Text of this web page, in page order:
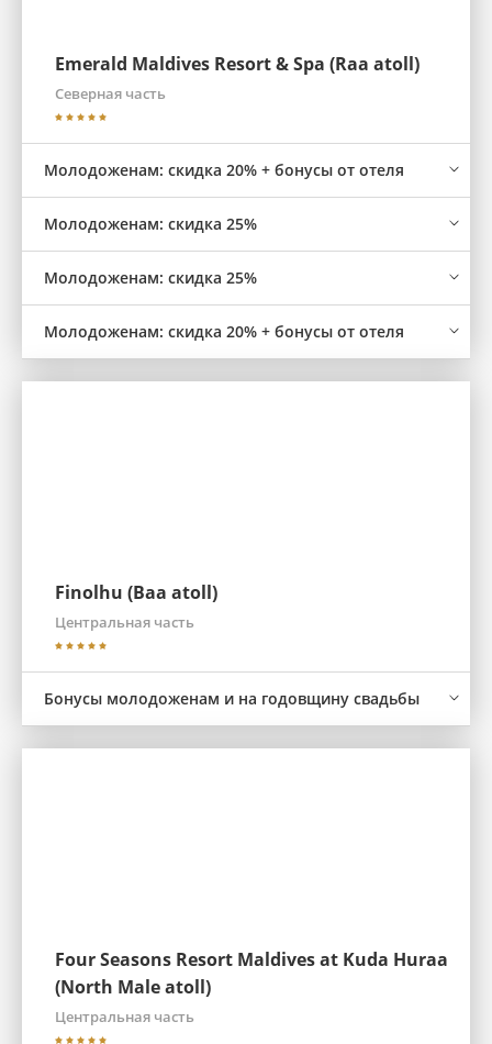
Emerald Maldives Resort & Spa (Raa atoll)
Северная часть
Молодоженам: скидка 20% + бонусы от отеля
Молодоженам: скидка 25%
Молодоженам: скидка 25%
Молодоженам: скидка 20% + бонусы от отеля
Finolhu (Baa atoll)
Центральная часть
Бонусы молодоженам и на годовщину свадьбы
Four Seasons Resort Maldives at Kuda Huraa
(North Male atoll)
Центральная часть